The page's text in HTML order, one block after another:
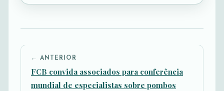
← ANTERIOR
FCB convida associados para conferência
mundial de especialistas sobre pombos